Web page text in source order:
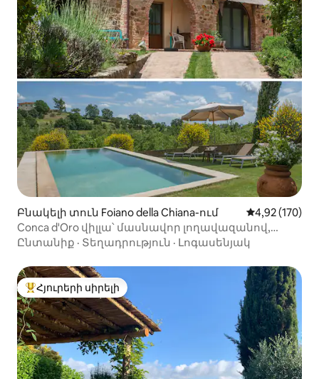
Բնակելի տուն Foiano della Chiana-ում Միջին
4,92 (170)
Conca d'Oro վիլլա՝ մասնավոր լողավազանով,
4 հոգու համար
Ընտանիք · Տեղադրություն · Լոգասենյակ
Հյուրերի սիրելի լավագույն տները
Հյուրերի սիրելի